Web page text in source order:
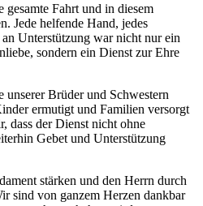
Fahrt und in diesem
Jede helfende Hand, jedes
Unterstützung war nicht nur ein
sondern ein Dienst zur Ehre
unserer Brüder und Schwestern
ermutigt und Familien versorgt
dass der Dienst nicht ohne
Gebet und Unterstützung
stärken und den Herrn durch
sind von ganzem Herzen dankbar